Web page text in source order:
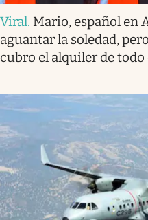
Viral. Mario, español en
aguantar la soledad,
cubro el alquiler de todo